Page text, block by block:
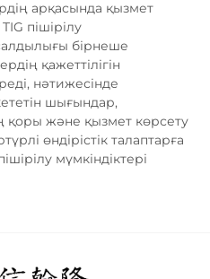
арқасында қызмет
пішірілу
бірнеше
қажеттілігін
нәтижесінде
шығындар,
қоры және қызмет көрсету
өндірістік талаптарға
мүмкіндіктері